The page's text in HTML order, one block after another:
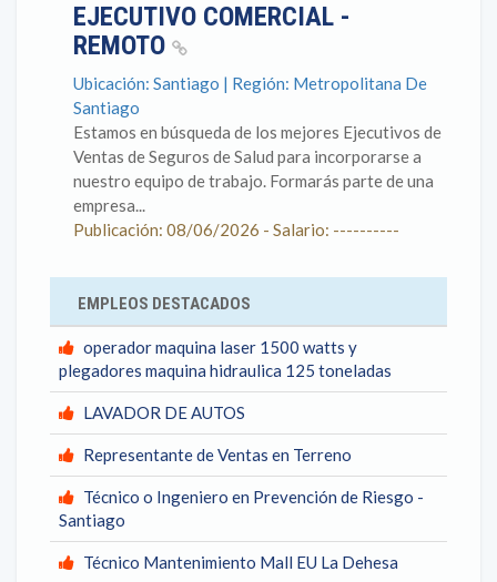
EJECUTIVO COMERCIAL -
REMOTO
Ubicación: Santiago | Región: Metropolitana De
Santiago
Estamos en búsqueda de los mejores Ejecutivos de
Ventas de Seguros de Salud para incorporarse a
nuestro equipo de trabajo. Formarás parte de una
empresa...
Publicación: 08/06/2026 - Salario: ----------
EMPLEOS DESTACADOS
operador maquina laser 1500 watts y
plegadores maquina hidraulica 125 toneladas
LAVADOR DE AUTOS
Representante de Ventas en Terreno
Técnico o Ingeniero en Prevención de Riesgo -
Santiago
Técnico Mantenimiento Mall EU La Dehesa